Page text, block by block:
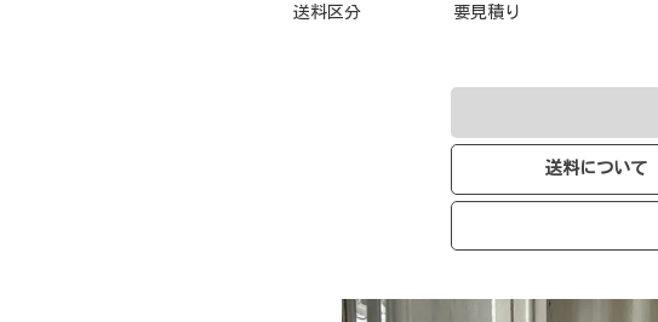
送料区分 要見積り
送料について